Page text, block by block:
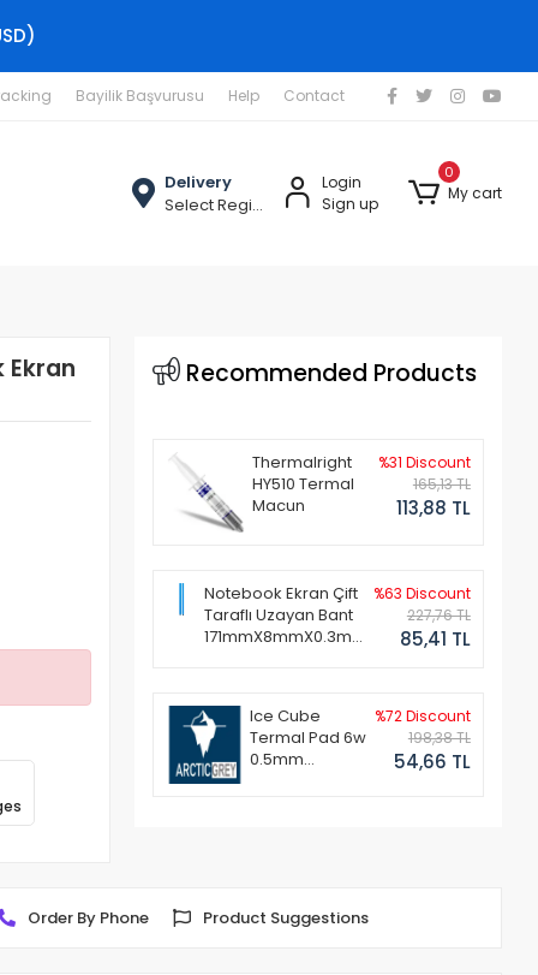
Bayilik Başvurusu Help Contact
Delivery
Select Region
Login
Sign up
0
My cart
Ekran
Recommended Products
Thermalright
HY510 Termal
Macun
%31 Discount
165,13 TL
113,88 TL
Notebook Ekran Çift
Taraflı Uzayan Bant
171mmX8mmX0.3mm
%63 Discount
227,76 TL
85,41 TL
Ice Cube
Termal Pad 6w
0.5mm
%72 Discount
198,38 TL
54,66 TL
Order By Phone Product Suggestions